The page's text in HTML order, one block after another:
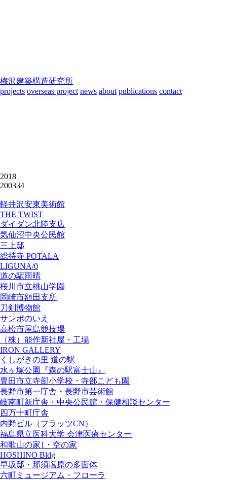
梅沢建築構造研究所
projects overseas project news about publications contact
2018
200334
軽井沢安東美術館
THE TWIST
ダイダン北陸支店
気仙沼中央公民館
三上邸
総持寺 POTALA
LIGUNA/0
道の駅雨晴
桜川市立桃山学園
岡崎市額田支所
刀剣博物館
サンポのいえ
高松市屋島競技場
（株）能作新社屋・工場
IRON GALLERY
くしがきの里 道の駅
水ヶ塚公園『森の駅富士山』
豊田市立寺部小学校・寺部こども園
長野市第一庁舎・長野市芸術館
岐南町新庁舎・中央公⺠館・保健相談センター
四万十町庁舎
内野ビル（フラッツCN）
福島県立医科大学 会津医療センター
和歌山の家1・空の家
HOSHINO Bldg
早坂邸・那須塩原の多面体
六町ミュージアム・フローラ